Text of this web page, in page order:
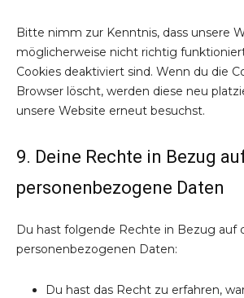
Bitte nimm zur Kenntnis, dass unsere
möglicherweise nicht richtig
Cookies deaktiviert sind. Wenn du die
Browser löscht, werden diese neu
unsere Website erneut besuchst.
9. Deine Rechte in Bezug
personenbezogene Daten
Du hast folgende Rechte in Bezug auf
personenbezogenen Daten:
Du hast das Recht zu erfahren,